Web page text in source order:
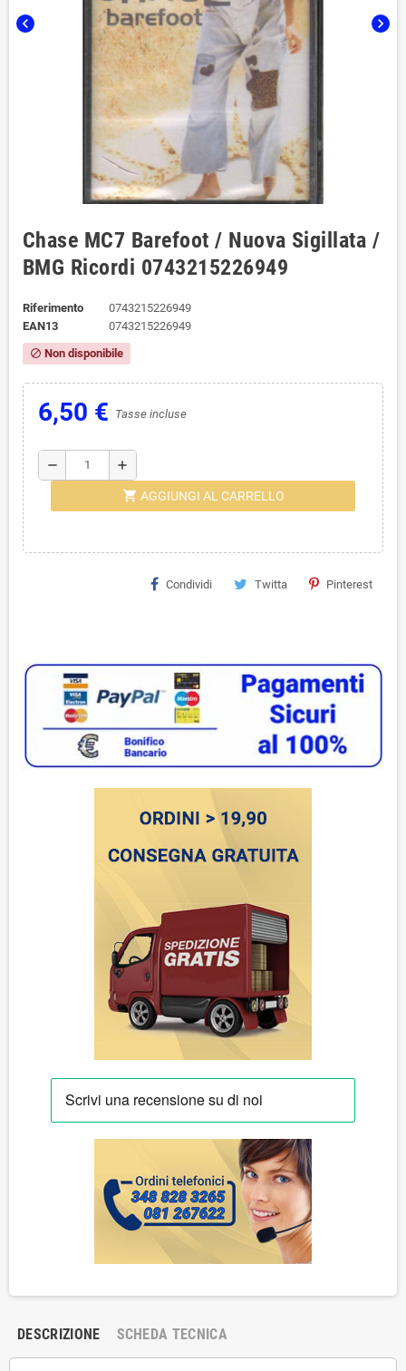
chevron_left chevron_right
Chase MC7 Barefoot / Nuova ‎Sigillata /
BMG Ricordi 0743215226949
Riferimento
0743215226949
EAN13
0743215226949
block Non disponibile
6,50 € Tasse incluse
remove add
shopping_cart AGGIUNGI AL CARRELLO
Condividi Twitta Pinterest
DESCRIZIONE SCHEDA TECNICA